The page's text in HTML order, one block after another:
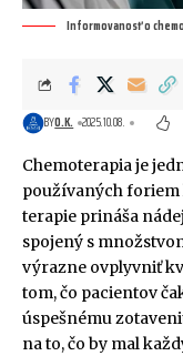
Informovanosť o
BYO.K. 2025.10.08.
Chemoterapia je
používaných foriem
terapie prináša
spojený s
výrazne ovplyvniť
tom, čo pacientov
úspešnému
na to, čo by mal